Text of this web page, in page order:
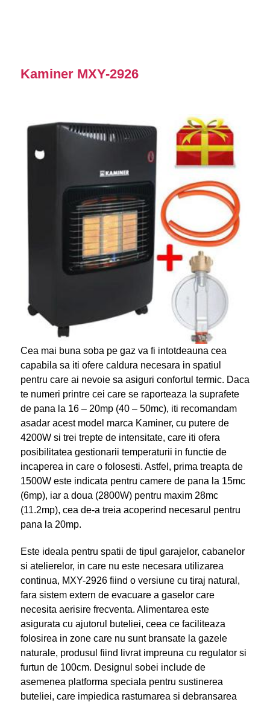
Kaminer MXY-2926
Cea mai buna soba pe gaz va fi intotdeauna cea
capabila sa iti ofere caldura necesara in spatiul
pentru care ai nevoie sa asiguri confortul termic. Daca
te numeri printre cei care se raporteaza la suprafete
de pana la 16 – 20mp (40 – 50mc), iti recomandam
asadar acest model marca Kaminer, cu putere de
4200W si trei trepte de intensitate, care iti ofera
posibilitatea gestionarii temperaturii in functie de
incaperea in care o folosesti. Astfel, prima treapta de
1500W este indicata pentru camere de pana la 15mc
(6mp), iar a doua (2800W) pentru maxim 28mc
(11.2mp), cea de-a treia acoperind necesarul pentru
pana la 20mp.
Este ideala pentru spatii de tipul garajelor, cabanelor
si atelierelor, in care nu este necesara utilizarea
continua, MXY-2926 fiind o versiune cu tiraj natural,
fara sistem extern de evacuare a gaselor care
necesita aerisire frecventa. Alimentarea este
asigurata cu ajutorul buteliei, ceea ce faciliteaza
folosirea in zone care nu sunt bransate la gazele
naturale, produsul fiind livrat impreuna cu regulator si
furtun de 100cm. Designul sobei include de
asemenea platforma speciala pentru sustinerea
buteliei, care impiedica rasturnarea si debransarea